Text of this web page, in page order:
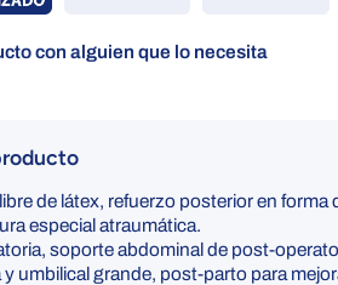
con alguien que lo necesita
de látex, refuerzo posterior en forma
especial atraumática.
soporte abdominal de post-
umbilical grande, post-parto para